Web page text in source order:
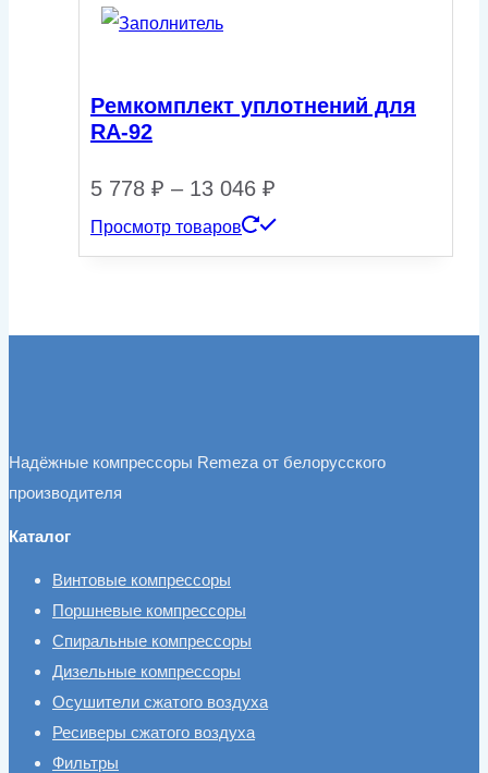
Ремкомплект уплотнений для
RA-92
5 778 ₽ – 13 046 ₽
цен:
Просмотр товаров
Надёжные компрессоры Remeza от белорусского
производителя
Каталог
Винтовые компрессоры
Поршневые компрессоры
Спиральные компрессоры
Дизельные компрессоры
Осушители сжатого воздуха
Ресиверы сжатого воздуха
Фильтры